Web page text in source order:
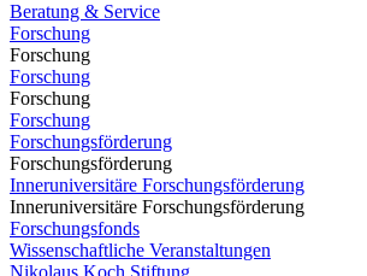
Beratung & Service
Forschung
Forschung
Forschung
Forschung
Forschung
Forschungsförderung
Forschungsförderung
Inneruniversitäre Forschungsförderung
Inneruniversitäre Forschungsförderung
Forschungsfonds
Wissenschaftliche Veranstaltungen
Nikolaus Koch Stiftung